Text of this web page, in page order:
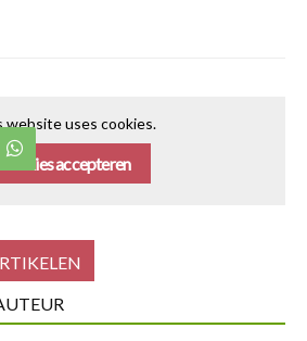
website uses cookies.
Cookies accepteren